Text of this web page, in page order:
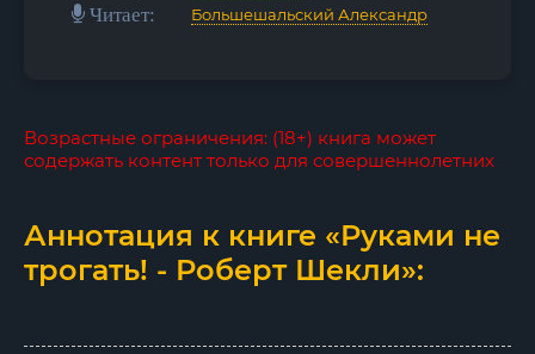
Читает: Большешальский Александр
Возрастные ограничения: (18+) книга может
содержать контент только для совершеннолетних
Аннотация к книге «Руками не
трогать! - Роберт Шекли»: